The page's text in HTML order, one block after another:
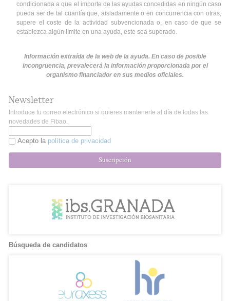
condicionada a que el importe de las ayudas concedidas en ningún caso
pueda ser de tal cuantía que, aisladamente o en concurrencia con otras,
supere el coste de la actividad subvencionada o, en caso de que se
establezca algún límite en una ayuda, este sea superado.
Información extraída de la web de la ayuda. En caso de posible
incongruencia, prevalecerá la información proporcionada por el
organismo financiador en sus medios oficiales.
Newsletter
Introduce tu correo electrónico si quieres mantenerte al día de todas las
novedades de Fibao.
Acepto la política de privacidad
Suscripción
Búsqueda de candidatos